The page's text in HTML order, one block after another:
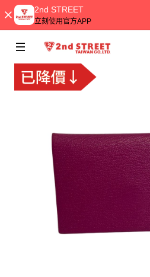
2nd STREET
立刻使用官方APP